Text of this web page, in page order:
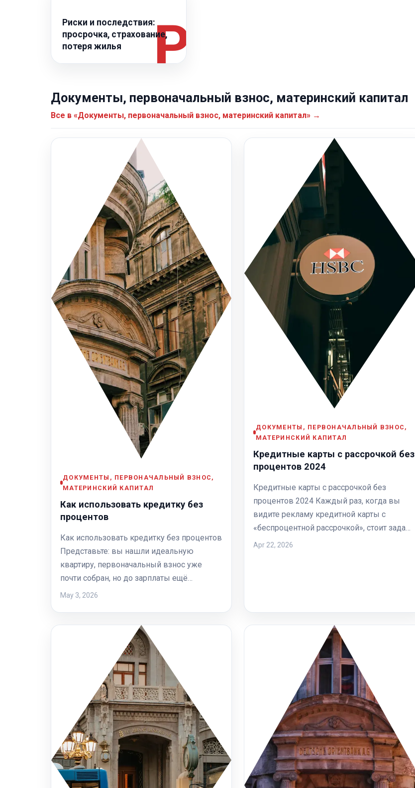
Риски и последствия:
просрочка, страхование,
потеря жилья
Документы, первоначальный взнос, материнский капитал
Все в «Документы, первоначальный взнос, материнский капитал» →
ДОКУМЕНТЫ, ПЕРВОНАЧАЛЬНЫЙ ВЗНОС,
МАТЕРИНСКИЙ КАПИТАЛ
Как использовать кредитку без
процентов
Как использовать кредитку без процентов
Представьте: вы нашли идеальную
квартиру, первоначальный взнос уже
почти собран, но до зарплаты ещё…
May 3, 2026
ДОКУМЕНТЫ, ПЕРВОНАЧАЛЬНЫЙ ВЗНОС,
МАТЕРИНСКИЙ КАПИТАЛ
Кредитные карты с рассрочкой без
процентов 2024
Кредитные карты с рассрочкой без
процентов 2024 Каждый раз, когда вы
видите рекламу кредитной карты с
«беспроцентной рассрочкой», стоит зада…
Apr 22, 2026